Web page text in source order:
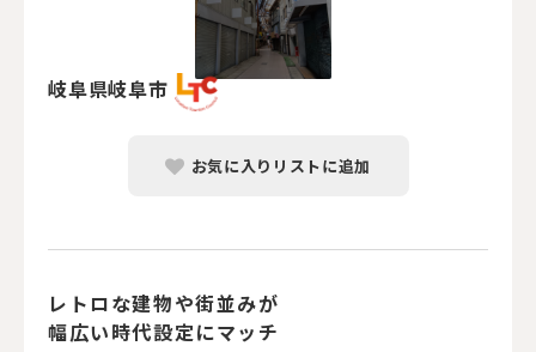
岐阜県岐阜市
お気に入りリストに追加
レトロな建物や街並みが
幅広い時代設定にマッチ